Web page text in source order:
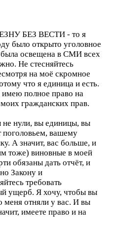
БЕЗ ВЕСТИ - то я
было открыто уголовное
была освещена в СМИ всех
Не стесняйтесь
на моё скромное
что я единица и есть.
полное право на
гражданских прав.
нули, вы единицы, вы
поголовьем, вашему
А значит, вас больше, и
тоже) виновные в моей
обязаны дать отчёт, и
Закону и
требовать
ущерб. Я хочу, чтобы вы
меня отняли у вас. И вы
имеете право и на